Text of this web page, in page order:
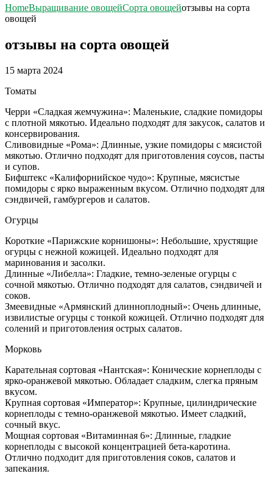
HomeВыращивание овощейСорта овощейотзывы на сорта
овощей
отзывы на сорта овощей
15 марта 2024
Томаты
Черри «Сладкая жемчужина»: Маленькие, сладкие помидоры
с плотной мякотью. Идеально подходят для закусок, салатов и
консервирования.
Сливовидные «Рома»: Длинные, узкие помидоры с мясистой
мякотью. Отлично подходят для приготовления соусов, пасты
и супов.
Бифштекс «Калифорнийское чудо»: Крупные, мясистые
помидоры с ярко выраженным вкусом. Отлично подходят для
сэндвичей, гамбургеров и салатов.
Огурцы
Короткие «Парижские корнишоны»: Небольшие, хрустящие
огурцы с нежной кожицей. Идеально подходят для
маринования и засолки.
Длинные «Либелла»: Гладкие, темно-зеленые огурцы с
сочной мякотью. Отлично подходят для салатов, сэндвичей и
соков.
Змеевидные «Армянский длинноплодный»: Очень длинные,
извилистые огурцы с тонкой кожицей. Отлично подходят для
солений и приготовления острых салатов.
Морковь
Карательная сортовая «Нантская»: Конические корнеплоды с
ярко-оранжевой мякотью. Обладает сладким, слегка пряным
вкусом.
Крупная сортовая «Император»: Крупные, цилиндрические
корнеплоды с темно-оранжевой мякотью. Имеет сладкий,
сочный вкус.
Мощная сортовая «Витаминная 6»: Длинные, гладкие
корнеплоды с высокой концентрацией бета-каротина.
Отлично подходит для приготовления соков, салатов и
запекания.